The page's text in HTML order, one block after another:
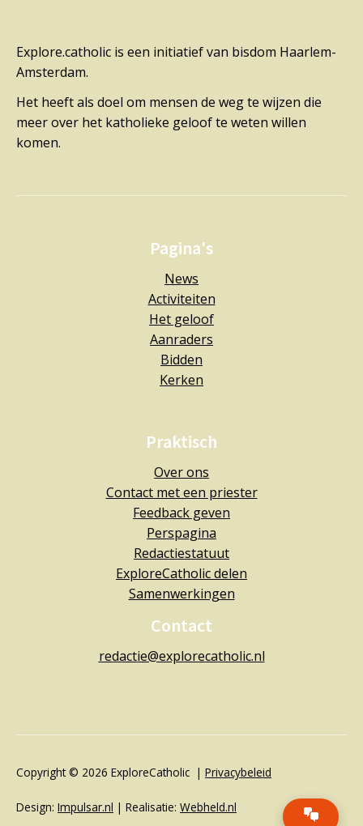
Explore.catholic is een initiatief van bisdom Haarlem-
Amsterdam.
Het heeft als doel om mensen de weg te wijzen die
meer over het katholieke geloof te weten willen
komen.
Pagina's
News
Activiteiten
Het geloof
Aanraders
Bidden
Kerken
Praktisch
Over ons
Contact met een priester
Feedback geven
Perspagina
Redactiestatuut
ExploreCatholic delen
Samenwerkingen
Contact
redactie@explorecatholic.nl
Copyright © 2026 ExploreCatholic | Privacybeleid
Design: Impulsar.nl | Realisatie: Webheld.nl